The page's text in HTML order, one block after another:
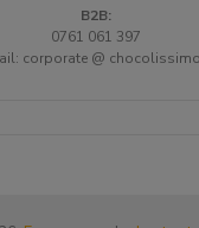
B2B:
0761 061 397
corporate @